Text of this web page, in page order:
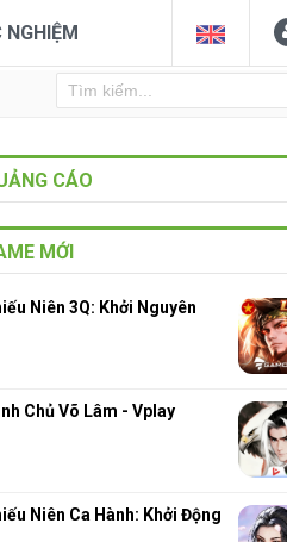
NGHIỆM
CÁO
MỚI
Niên 3Q: Khởi Nguyên
Chủ Võ Lâm - Vplay
Niên Ca Hành: Khởi Động